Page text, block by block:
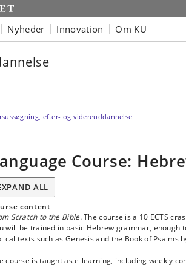
Nyheder Innovation Om KU
efter- og videreuddannelse
Course:
ALL
content
Scratch to the Bible.The course is a 10 ECTS
will be trained in basic Hebrew grammar, enough
texts such as Genesis and the Book of Psalms
course is taught as e-learning, including weekly